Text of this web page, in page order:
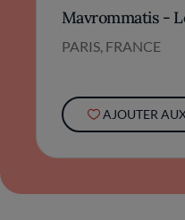
Mavrommatis -
PARIS, FRANCE
AJOUTER